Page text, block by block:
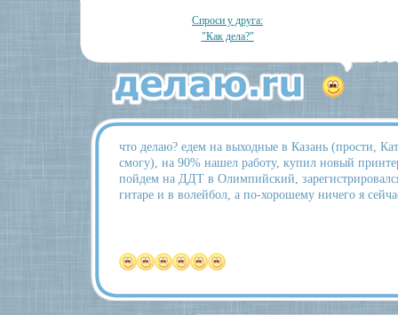
Спроси у друга:
"Как дела?"
что делаю? едем на выходные в Казань (прости,
смогу), на 90% нашел работу, купил новый
пойдем на ДДТ в Олимпийский,
гитаре и в волейбол, а по-хорошему ничего я